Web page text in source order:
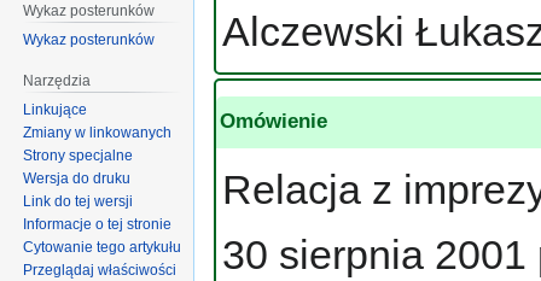
Alczewski
Omówienie
Relacja z
30 sierpnia
Wykaz posterunków
Wykaz posterunków
Narzędzia
Linkujące
Zmiany w linkowanych
Strony specjalne
Wersja do druku
Link do tej wersji
Informacje o tej stronie
Cytowanie tego artykułu
Przeglądaj właściwości